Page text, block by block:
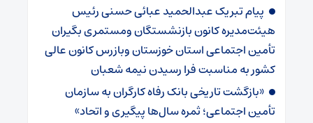
پیام تبریک عبدالحمید عبائی حسنی رئیس
هیئت‌مدیره کانون بازنشستگان ومستمری بگیران
تأمین اجتماعی استان خوزستان وبازرس کانون عالی
کشور به مناسبت فرا رسیدن نیمه شعبان
«بازگشت تاریخی بانک رفاه کارگران به سازمان
تأمین اجتماعی؛ ثمره سال‌ها پیگیری و اتحاد»